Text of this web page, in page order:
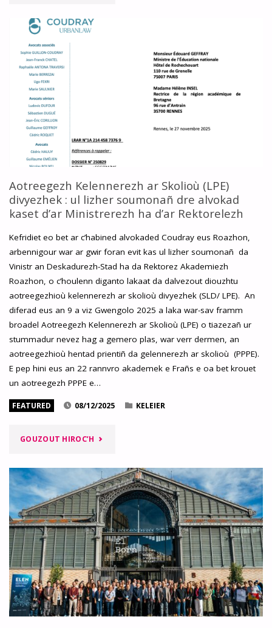
KELENN
HA
DESKADUREZH
Aotreegezh Kelennerezh ar Skolioù (LPE)
divyezhek : ul lizher soumonañ dre alvokad
kaset d’ar Ministrerezh ha d’ar Rektorelezh
Kefridiet eo bet ar c’habined alvokaded Coudray eus Roazhon,
arbennigour war ar gwir foran evit kas ul lizher soumonañ da
Vinistr an Deskadurezh-Stad ha da Rektorez Akademiezh
Roazhon, o c’houlenn diganto lakaat da dalvezout diouzhtu
aotreegezhioù kelennerezh ar skolioù divyezhek (SLD/ LPE). An
diferad eus an 9 a viz Gwengolo 2025 a laka war-sav framm
broadel Aotreegezh Kelennerezh ar Skolioù (LPE) o tiazezañ ur
stummadur nevez hag a gemero plas, war verr dermen, an
aotreegezhioù hentad prientiñ da gelennerezh ar skolioù (PPPE).
E pep hini eus an 22 rannvro akademek e Frañs e oa bet krouet
un aotreegezh PPPE e…
FEATURED 08/12/2025 KELEIER
GOUZOUT HIROC’H "AOTREEGEZH
AR
SKOLIOÙ
(LPE)
DIVYEZHEK
:
UL